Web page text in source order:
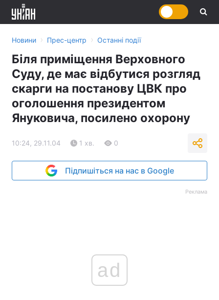
Новини › Прес-центр › Останні події
Біля приміщення Верховного
Суду, де має відбутися розгляд
скарги на постанову ЦВК про
оголошення президентом
Януковича, посилено охорону
10:24, 29.11.04 1 хв. 0
Підпишіться на нас в Google
Реклама
ad